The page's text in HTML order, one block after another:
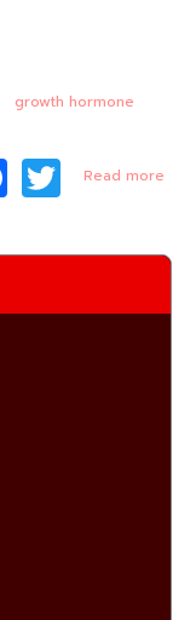
growth hormone
F
a
c
b
T
itt
Read more
กา